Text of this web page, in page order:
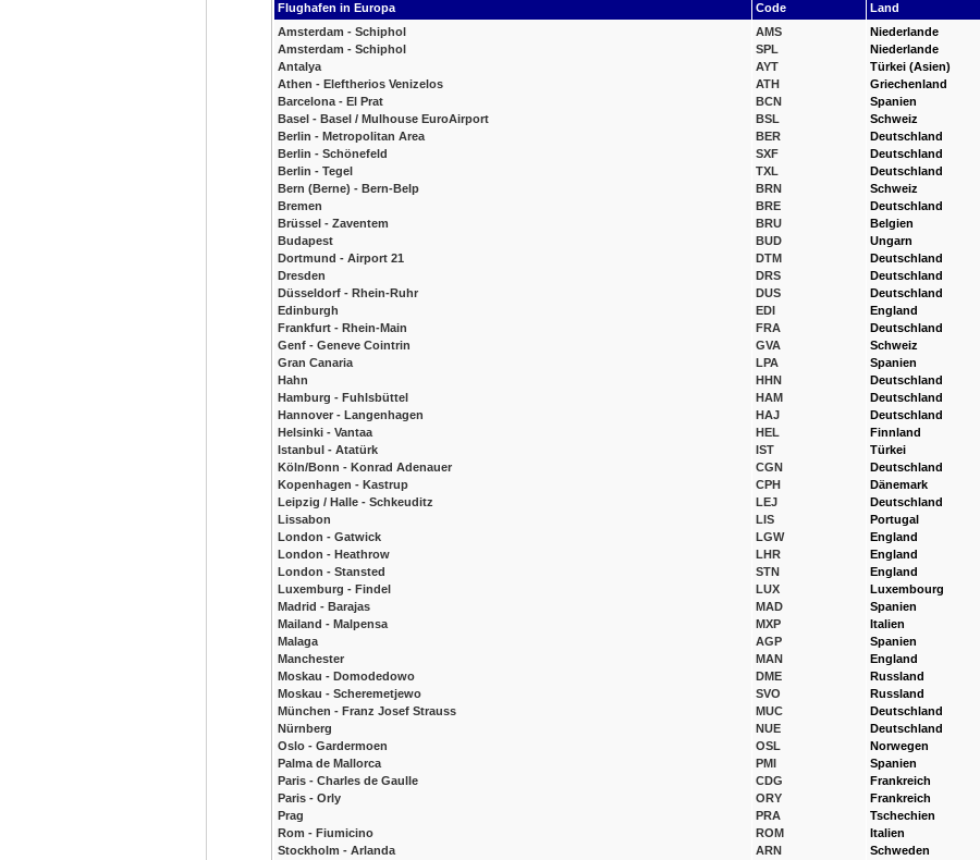
Flughafen in Europa Code
Land
Amsterdam - Schiphol
Amsterdam - Schiphol
Antalya
Athen - Eleftherios Venizelos
Barcelona - El Prat
Basel - Basel / Mulhouse EuroAirport
Berlin - Metropolitan Area
Berlin - Schönefeld
Berlin - Tegel
Bern (Berne) - Bern-Belp
Bremen
Brüssel - Zaventem
Budapest
Dortmund - Airport 21
Dresden
Düsseldorf - Rhein-Ruhr
Edinburgh
Frankfurt - Rhein-Main
Genf - Geneve Cointrin
Gran Canaria
Hahn
Hamburg - Fuhlsbüttel
Hannover - Langenhagen
Helsinki - Vantaa
Istanbul - Atatürk
Köln/Bonn - Konrad Adenauer
Kopenhagen - Kastrup
Leipzig / Halle - Schkeuditz
Lissabon
London - Gatwick
London - Heathrow
London - Stansted
Luxemburg - Findel
Madrid - Barajas
Mailand - Malpensa
Malaga
Manchester
Moskau - Domodedowo
Moskau - Scheremetjewo
München - Franz Josef Strauss
Nürnberg
Oslo - Gardermoen
Palma de Mallorca
Paris - Charles de Gaulle
Paris - Orly
Prag
Rom - Fiumicino
Stockholm - Arlanda
AMS
SPL
AYT
ATH
BCN
BSL
BER
SXF
TXL
BRN
BRE
BRU
BUD
DTM
DRS
DUS
EDI
FRA
GVA
LPA
HHN
HAM
HAJ
HEL
IST
CGN
CPH
LEJ
LIS
LGW
LHR
STN
LUX
MAD
MXP
AGP
MAN
DME
SVO
MUC
NUE
OSL
PMI
CDG
ORY
PRA
ROM
ARN
Niederlande
Niederlande
Türkei (Asien)
Griechenland
Spanien
Schweiz
Deutschland
Deutschland
Deutschland
Schweiz
Deutschland
Belgien
Ungarn
Deutschland
Deutschland
Deutschland
England
Deutschland
Schweiz
Spanien
Deutschland
Deutschland
Deutschland
Finnland
Türkei
Deutschland
Dänemark
Deutschland
Portugal
England
England
England
Luxembourg
Spanien
Italien
Spanien
England
Russland
Russland
Deutschland
Deutschland
Norwegen
Spanien
Frankreich
Frankreich
Tschechien
Italien
Schweden